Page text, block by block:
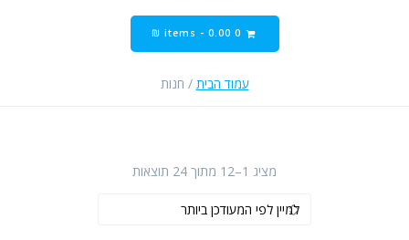
0 items -
0.00
₪
עמוד הבית/ חנות
מציג 1–12 מתוך 24 תוצאות
ממוין